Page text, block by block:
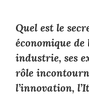
Quel est le
économique
industrie, ses
rôle
l’innovation,